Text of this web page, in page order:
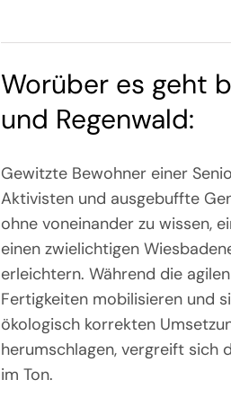
Worüber es geht
und Regenwald:
Gewitzte Bewohner einer
Aktivisten und ausgebuffte
ohne voneinander zu wissen,
einen zwielichtigen
erleichtern. Während die
Fertigkeiten mobilisieren und
ökologisch korrekten
herumschlagen, vergreift
im Ton.